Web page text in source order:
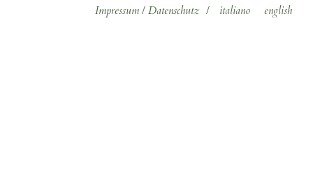
Impressum / Datenschutz / italiano english